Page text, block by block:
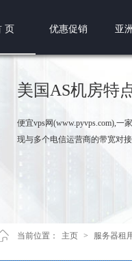
页 优惠促销 亚
美国AS机房特
便宜vps网(www.pyvps.com),
现与多个电信运营商的带宽对
当前位置： 主页 > 服务器租